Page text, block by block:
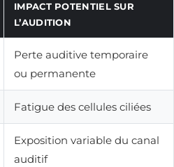
IMPACT POTENTIEL SUR
L’AUDITION
Perte auditive temporaire
ou permanente
Fatigue des cellules ciliées
Exposition variable du canal
auditif